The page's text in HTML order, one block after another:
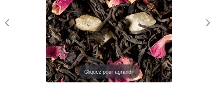
Cliquez pour agrandir